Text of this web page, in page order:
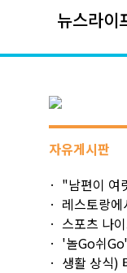
뉴스라이
자유게시판
"남편이 여
레스토랑
스포츠 나
'놀Go쉬
생활 상식)